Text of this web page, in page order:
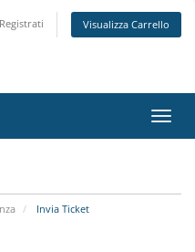
Registrati Visualizza Carrello
Attiva
Invia Ticket